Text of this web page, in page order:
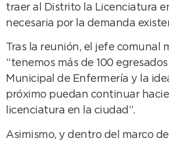
traer al Distrito la Licenciatura
necesaria por la demanda
Tras la reunión, el jefe comunal
“tenemos más de 100
Municipal de Enfermería y la
próximo puedan continuar
licenciatura en la ciudad”.
Asimismo, y dentro del marco